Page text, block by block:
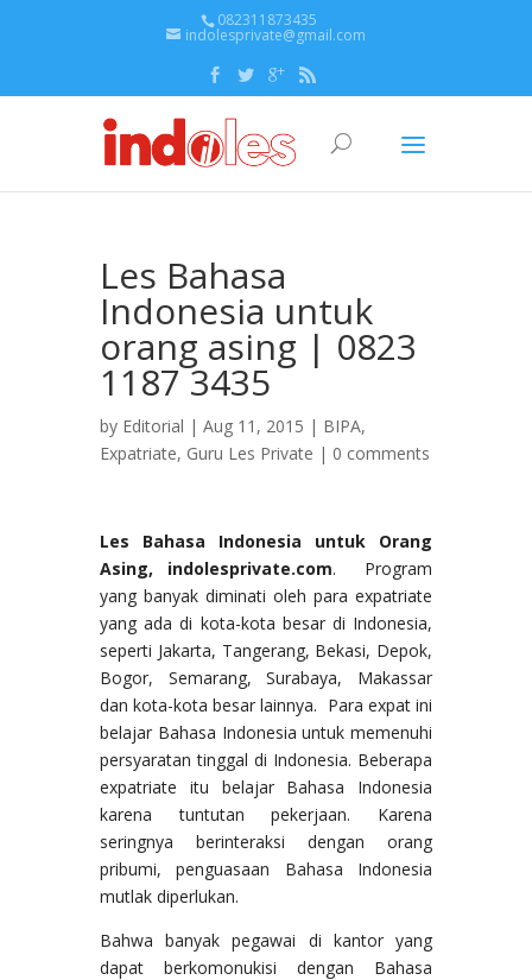
082311873435
indolesprivate@gmail.com
Les Bahasa
Indonesia untuk
orang asing | 0823
1187 3435
by Editorial | Aug 11, 2015 | BIPA,
Expatriate, Guru Les Private | 0 comments
Les Bahasa Indonesia untuk Orang
Asing, indolesprivate.com. Program
yang banyak diminati oleh para expatriate
yang ada di kota-kota besar di Indonesia,
seperti Jakarta, Tangerang, Bekasi, Depok,
Bogor, Semarang, Surabaya, Makassar
dan kota-kota besar lainnya. Para expat ini
belajar Bahasa Indonesia untuk memenuhi
persyaratan tinggal di Indonesia. Beberapa
expatriate itu belajar Bahasa Indonesia
karena tuntutan pekerjaan. Karena
seringnya berinteraksi dengan orang
pribumi, penguasaan Bahasa Indonesia
mutlak diperlukan.
Bahwa banyak pegawai di kantor yang
dapat berkomonukisi dengan Bahasa